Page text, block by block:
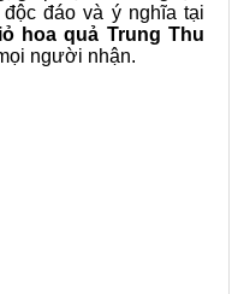
đáo và ý nghĩa tại
hoa quả Trung Thu
người nhận.